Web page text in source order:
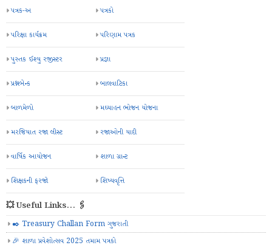
પત્રક-અ પત્રકો
પરિક્ષા કાર્યક્રમ પરિણામ પત્રક
પુસ્તક ઈશ્યુ રજીસ્ટર પ્રજ્ઞા
પ્રશ્નબેન્ક બાલવાટિકા
બાળમેળો મઘ્યાહન ભોજન યોજના
મરજિયાત રજા લીસ્ટ રજાઓની યાદી
વાર્ષિક આયોજન શાળા ગ્રાન્ટ
શિક્ષકની ફરજો શિષ્યવૃત્તિ
💥 Useful Links... 🖇️
✒️ Treasury Challan Form ગુજરાતી
🎉 શાળા પ્રવેશોત્સવ 2025 તમામ પત્રકો